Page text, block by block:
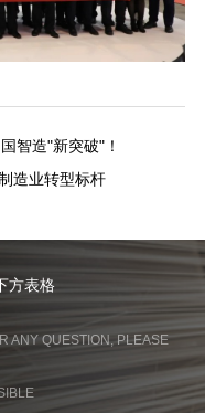
智造"新突破"！
造业转型标杆
方表格
ANY QUESTION, PLEASE